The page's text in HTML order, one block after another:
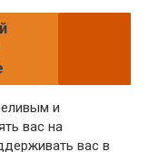
и
вас на
вас в